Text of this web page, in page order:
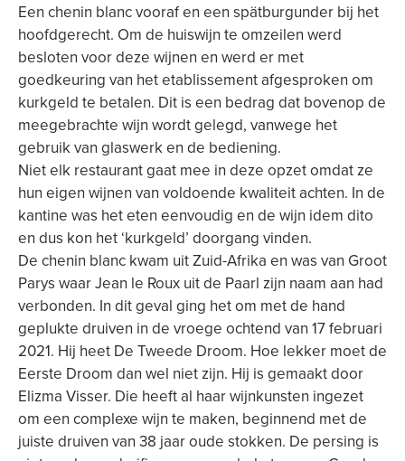
Een chenin blanc vooraf en een spätburgunder bij het
hoofdgerecht. Om de huiswijn te omzeilen werd
besloten voor deze wijnen en werd er met
goedkeuring van het etablissement afgesproken om
kurkgeld te betalen. Dit is een bedrag dat bovenop de
meegebrachte wijn wordt gelegd, vanwege het
gebruik van glaswerk en de bediening.
Niet elk restaurant gaat mee in deze opzet omdat ze
hun eigen wijnen van voldoende kwaliteit achten. In de
kantine was het eten eenvoudig en de wijn idem dito
en dus kon het ‘kurkgeld’ doorgang vinden.
De chenin blanc kwam uit Zuid-Afrika en was van Groot
Parys waar Jean le Roux uit de Paarl zijn naam aan had
verbonden. In dit geval ging het om met de hand
geplukte druiven in de vroege ochtend van 17 februari
2021. Hij heet De Tweede Droom. Hoe lekker moet de
Eerste Droom dan wel niet zijn. Hij is gemaakt door
Elizma Visser. Die heeft al haar wijnkunsten ingezet
om een complexe wijn te maken, beginnend met de
juiste druiven van 38 jaar oude stokken. De persing is